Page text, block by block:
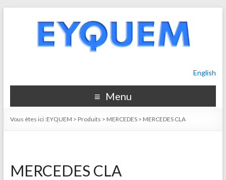
English
Menu
Vous êtes ici :EYQUEM > Produits > MERCEDES> MERCEDES CLA
MERCEDES CLA